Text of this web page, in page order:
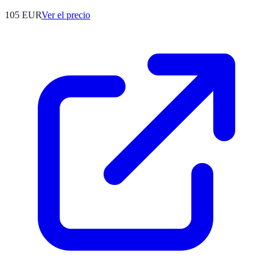
105 EURVer el precio